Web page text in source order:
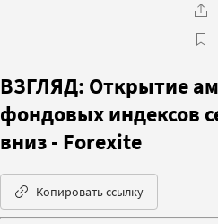
ВЗГЛЯД: Открытие
фондовых индексов
вниз - Forexite
Копировать ссылку